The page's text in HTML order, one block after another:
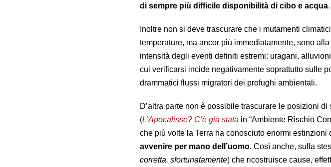
di sempre più difficile disponibilità di cibo e acqua.
Inoltre non si deve trascurare che i mutamenti
temperature, ma ancor più immediatamente, sono
intensità degli eventi definiti estremi: uragani,
cui verificarsi incide negativamente soprattutto sulle
drammatici flussi migratori dei profughi ambientali.
D’altra parte non è possibile trascurare le posizioni
(L’Apocalisse? C’è già stata in “Ambiente Rischio
che più volte la Terra ha conosciuto enormi estinzioni
avvenire per mano dell’uomo. Così anche, sulla
corretta, sfortunatamente) che ricostruisce cause,